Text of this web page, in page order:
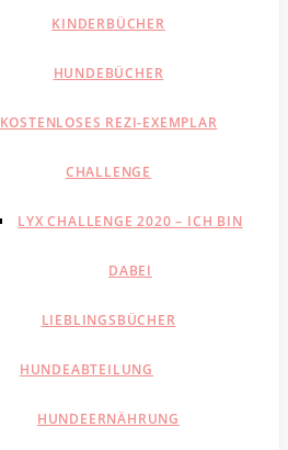
KINDERBÜCHER
HUNDEBÜCHER
KOSTENLOSES REZI-EXEMPLAR
CHALLENGE
LYX CHALLENGE 2020 – ICH BIN
DABEI
LIEBLINGSBÜCHER
HUNDEABTEILUNG
HUNDEERNÄHRUNG